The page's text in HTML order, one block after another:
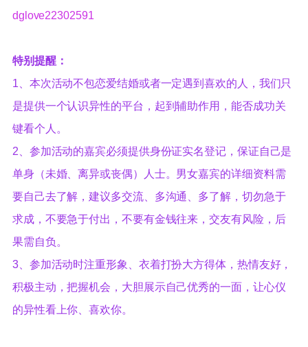
dglove22302591
特别提醒：
1、本次活动不包恋爱结婚或者一定遇到喜欢的人，我们只
是提供一个认识异性的平台，起到辅助作用，能否成功关
键看个人。
2、参加活动的嘉宾必须提供身份证实名登记，保证自己是
单身（未婚、离异或丧偶）人士。男女嘉宾的详细资料需
要自己去了解，建议多交流、多沟通、多了解，切勿急于
求成，不要急于付出，不要有金钱往来，交友有风险，后
果需自负。
3、参加活动时注重形象、衣着打扮大方得体，热情友好，
积极主动，把握机会，大胆展示自己优秀的一面，让心仪
的异性看上你、喜欢你。